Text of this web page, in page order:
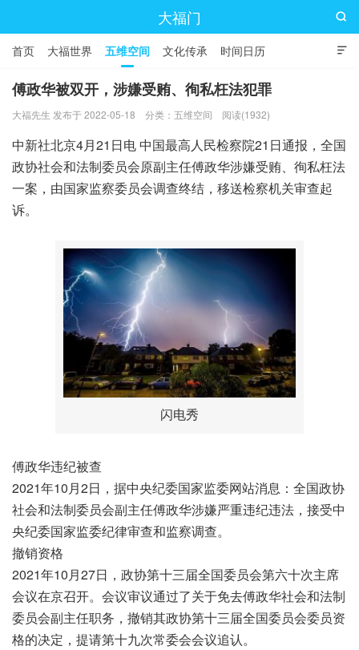
大福门

首页 大福世界 五维空间 文化传承 时间日历

傅政华被双开，涉嫌受贿、徇私枉法犯罪
大福先生 发布于 2022-05-18 分类： 五维空间 阅读(1932)
中新社北京4月21日电 中国最高人民检察院21日通报，全国
政协社会和法制委员会原副主任傅政华涉嫌受贿、徇私枉法
一案，由国家监察委员会调查终结，移送检察机关审查起
诉。
闪电秀
傅政华违纪被查
2021年10月2日，据中央纪委国家监委网站消息：全国政协
社会和法制委员会副主任傅政华涉嫌严重违纪违法，接受中
央纪委国家监委纪律审查和监察调查。
撤销资格
2021年10月27日，政协第十三届全国委员会第六十次主席
会议在京召开。会议审议通过了关于免去傅政华社会和法制
委员会副主任职务，撤销其政协第十三届全国委员会委员资
格的决定，提请第十九次常委会会议追认。